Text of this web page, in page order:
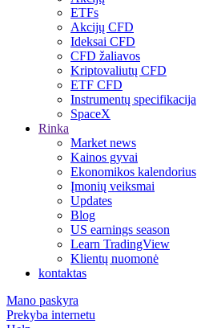
ETFs
Akcijų CFD
Ideksai CFD
CFD žaliavos
Kriptovaliutų CFD
ETF CFD
Instrumentų specifikacija
SpaceX
Rinka
Market news
Kainos gyvai
Ekonomikos kalendorius
Įmonių veiksmai
Updates
Blog
US earnings season
Learn TradingView
Klientų nuomonė
kontaktas
Mano paskyra
Prekyba internetu